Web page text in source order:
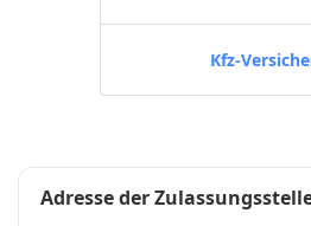
Kfz-
Adresse der